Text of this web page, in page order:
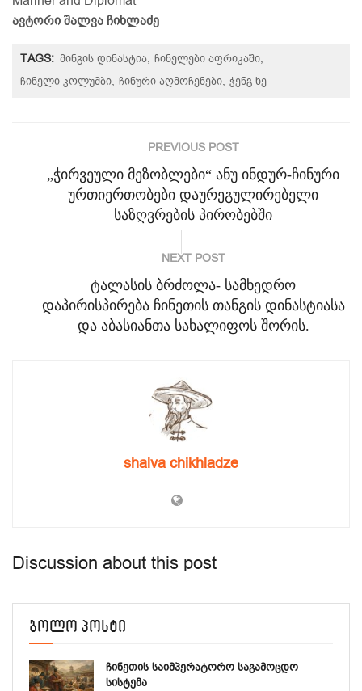
ავტორი შალვა ჩიხლაძე
TAGS: მინგის დინასტია ჩინელები აფრიკაში
ჩინელი კოლუმბი ჩინური აღმოჩენები ჭენგ ხე
PREVIOUS POST
„ჭირვეული მეზობლები“ ანუ ინდურ-ჩინური
ურთიერთობები დაურეგულირებელი
საზღვრების პირობებში
NEXT POST
ტალასის ბრძოლა- სამხედრო
დაპირისპირება ჩინეთის თანგის დინასტიასა
და აბასიანთა სახალიფოს შორის.
shalva chikhladze
Discussion about this post
ბოლო პოსტი
ჩინეთის საიმპერატორო საგამოცდო
სისტემა